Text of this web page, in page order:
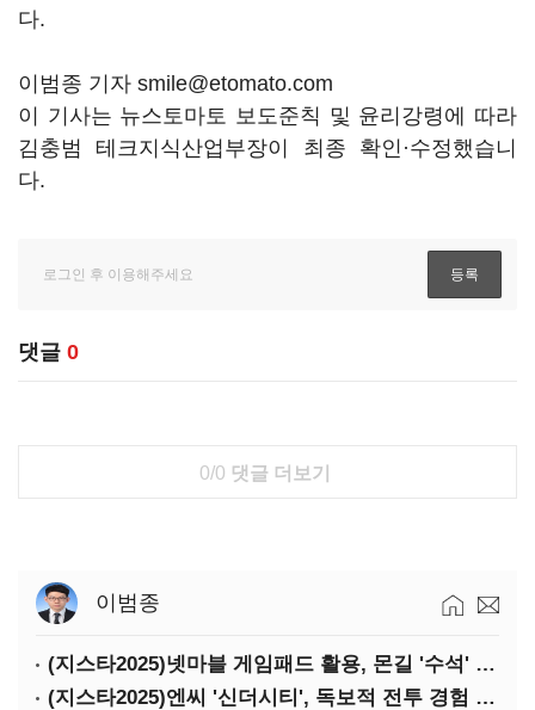
다.
이범종 기자 smile@etomato.com
이 기사는 뉴스토마토 보도준칙 및 윤리강령에 따라
김충범 테크지식산업부장이 최종 확인·수정했습니
다.
댓글 0
0/0 댓글 더보기
이범종
(지스타2025)넷마블 게임패드 활용, 몬길 '수석' 7대죄 '차석'
(지스타2025)엔씨 '신더시티', 독보적 전투 경험 필요